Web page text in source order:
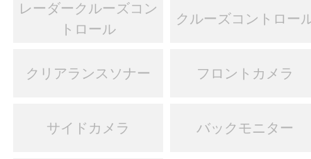
レーダークルーズコン
トロール
クルーズコントロー
クリアランスソナー フロントカメラ
サイドカメラ バックモニター